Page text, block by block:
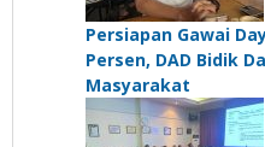
Persiapan Gawai
Persen, DAD Bidik
Masyarakat